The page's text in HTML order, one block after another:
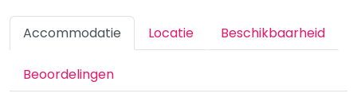
Accommodatie Locatie Beschikbaarheid
Beoordelingen